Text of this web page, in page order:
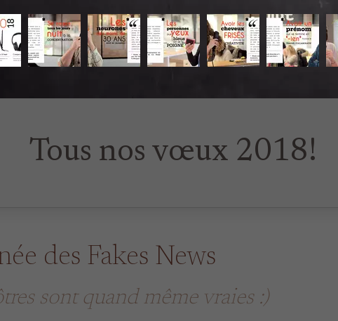
Tous nos vœux 2018!
des Fakes News
sont quand même vraies :)